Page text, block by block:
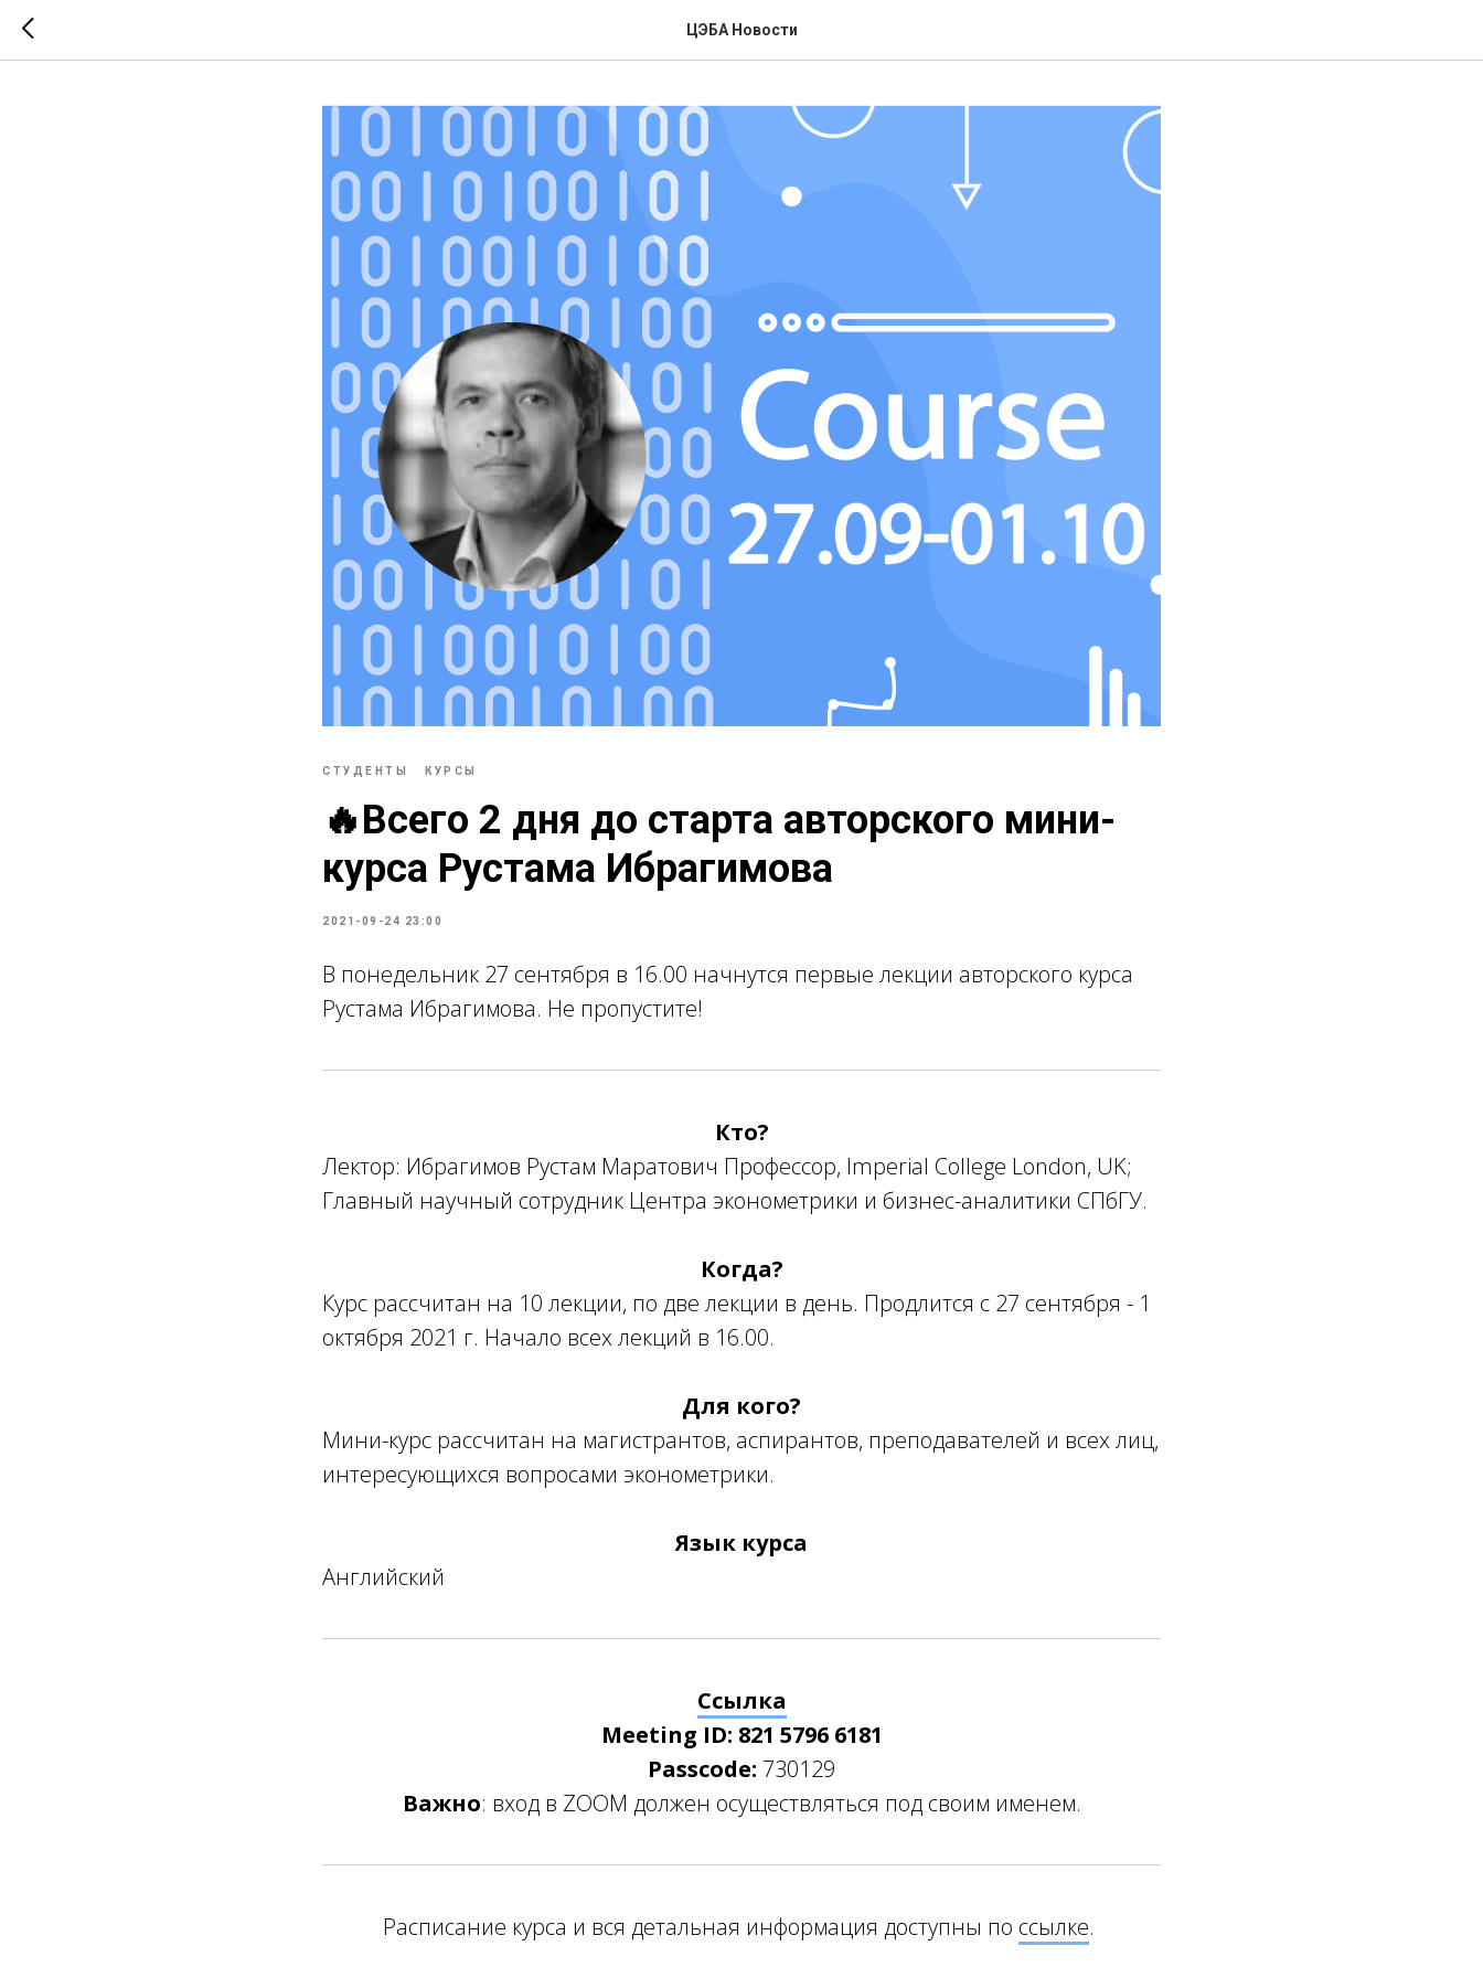
ЦЭБА Новости
СТУДЕНТЫ КУРСЫ
🔥Всего 2 дня до старта авторского мини-
курса Рустама Ибрагимова
2021-09-24 23:00
В понедельник 27 сентября в 16.00 начнутся первые лекции авторского курса
Рустама Ибрагимова. Не пропустите!
Кто?
Лектор: Ибрагимов Рустам Маратович Профессор, Imperial College London, UK;
Главный научный сотрудник Центра эконометрики и бизнес-аналитики СПбГУ.
Когда?
Курс рассчитан на 10 лекции, по две лекции в день. Продлится с 27 сентября - 1
октября 2021 г. Начало всех лекций в 16.00.
Для кого?
Мини-курс рассчитан на магистрантов, аспирантов, преподавателей и всех лиц,
интересующихся вопросами эконометрики.
Язык курса
Английский
Ссылка
Meeting ID: 821 5796 6181
Passcode: 730129
Важно: вход в ZOOM должен осуществляться под своим именем.
Расписание курса и вся детальная информация доступны по ссылке.